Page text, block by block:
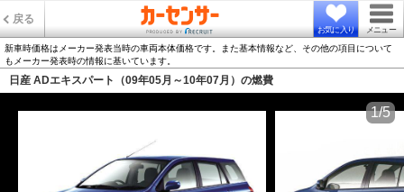
戻る
お気に入り メニュー
新車時価格はメーカー発表当時の車両本体価格です。また基本情報など、その他の項目について
もメーカー発表時の情報に基いています。
日産 ADエキスパート（09年05月～10年07月）の燃費
1/5